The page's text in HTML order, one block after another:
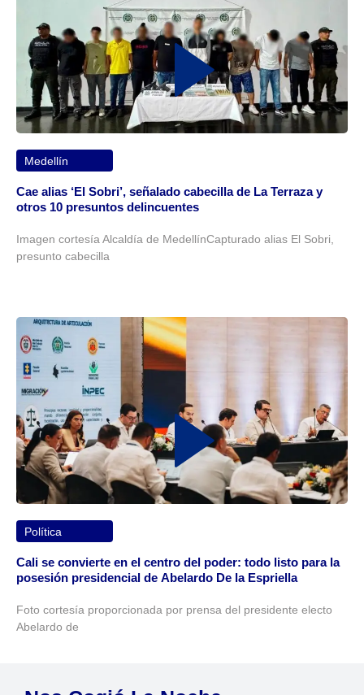
Medellín
Cae alias ‘El Sobri’, señalado cabecilla de La Terraza y
otros 10 presuntos delincuentes
Imagen cortesía Alcaldía de MedellínCapturado alias El Sobri,
presunto cabecilla
Política
Cali se convierte en el centro del poder: todo listo para la
posesión presidencial de Abelardo De la Espriella
Foto cortesía proporcionada por prensa del presidente electo
Abelardo de